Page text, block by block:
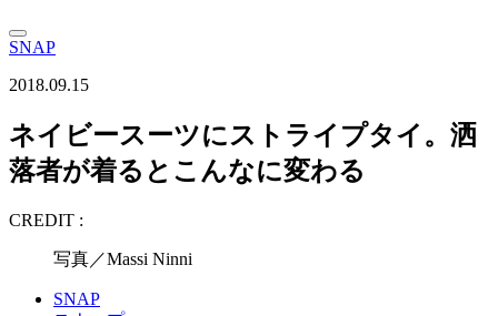
SNAP
2018.09.15
ネイビースーツにストライプタイ。洒
落者が着るとこんなに変わる
CREDIT :
写真／Massi Ninni
SNAP